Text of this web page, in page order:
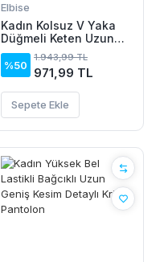
Elbise
Kadın Kolsuz V Yaka
Düğmeli Keten Uzun
Elbise
%50
1.943,99 TL
971,99 TL
Sepete Ekle